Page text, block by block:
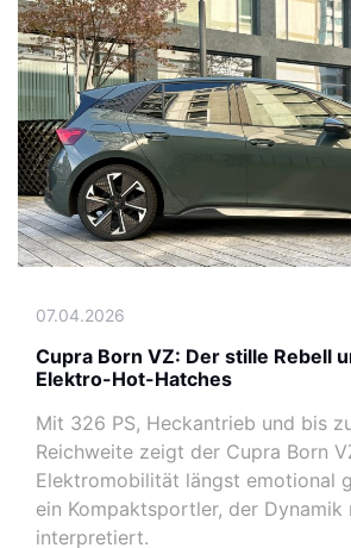
07.04.2026
Cupra Born VZ: Der stille Rebell
Elektro-Hot-Hatches
Mit 326 PS, Heckantrieb und bis
Reichweite zeigt der Cupra Born
Elektromobilität längst emotional
ein Kompaktsportler, der Dynamik
interpretiert.